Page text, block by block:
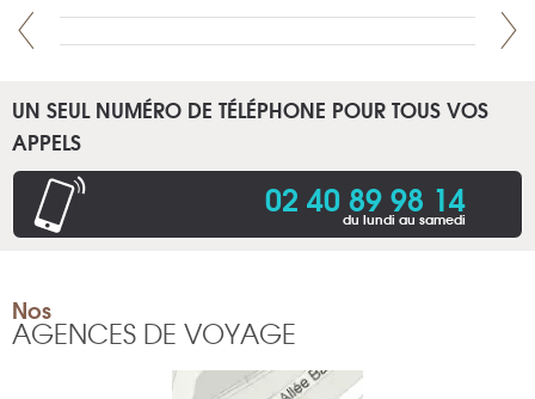
UN SEUL NUMÉRO DE TÉLÉPHONE POUR TOUS VOS
APPELS
02 40 89 98 14
du lundi au samedi
Nos
AGENCES DE VOYAGE